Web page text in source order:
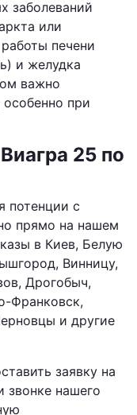
заболеваний
или
печени
и желудка
важно
особенно при
25 по
потенции с
прямо на нашем
в Киев, Белую
Винницу,
Дрогобыч,
Франковск,
и другие
заявку на
звонке нашего